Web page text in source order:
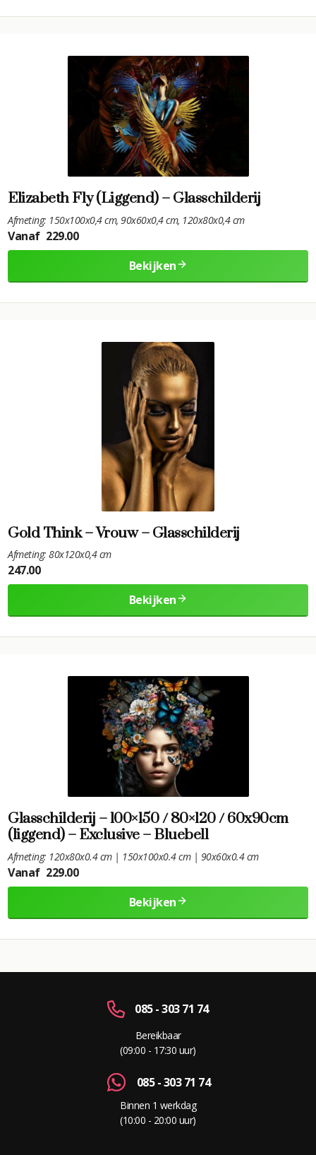
Elizabeth Fly (Liggend) – Glasschilderij
Afmeting: 150x100x0,4 cm, 90x60x0,4 cm, 120x80x0,4 cm
Vanaf 229.00
Bekijken
Gold Think – Vrouw – Glasschilderij
Afmeting: 80x120x0,4 cm
247.00
Bekijken
Glasschilderij – 100×150 / 80×120 / 60x90cm
(liggend) – Exclusive – Bluebell
Afmeting: 120x80x0.4 cm | 150x100x0.4 cm | 90x60x0.4 cm
Vanaf 229.00
Bekijken
085 - 303 71 74
Bereikbaar
(09:00 - 17:30 uur)
085 - 303 71 74
Binnen 1 werkdag
(10:00 - 20:00 uur)